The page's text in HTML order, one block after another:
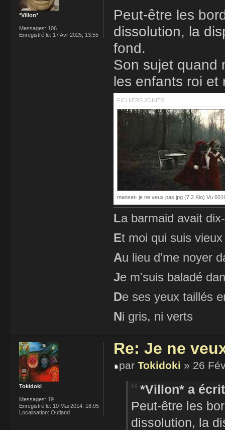
Peut-être les
dissolution, la
fond.
Son sujet quand
les enfants roi et
FICHIERS JOINTS
manset- je ne veux pas.jpg (7.2 Kio) Vu
La barmaid avait
Et moi qui suis
Au lieu d'me noyer
Je m'suis baladé
De ses yeux taillés
Ni gris, ni verts
*Villon*
Messages: 106
Enregistré le: 17 Avr 2025, 13:55
Re: Je ne
par Tokidoki » 26
*Villon* a
Peut-être les
dissolution, la
Tokidoki
Messages: 19
Enregistré le: 10 Mai 2014, 18:05
Localisation: Outland